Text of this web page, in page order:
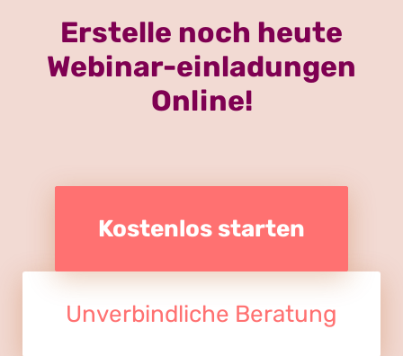
Erstelle noch heute
Webinar-einladungen
Online!
Kostenlos starten
Unverbindliche Beratung